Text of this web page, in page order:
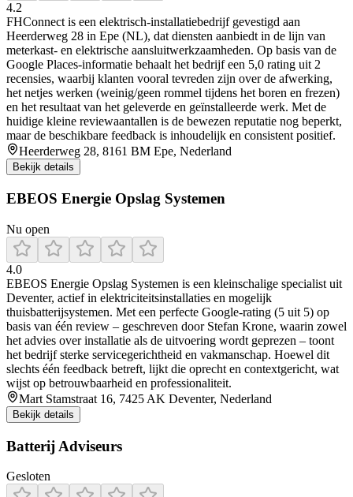
4.2
FHConnect is een elektrisch-installatiebedrijf gevestigd aan
Heerderweg 28 in Epe (NL), dat diensten aanbiedt in de lijn van
meterkast- en elektrische aansluitwerkzaamheden. Op basis van de
Google Places-informatie behaalt het bedrijf een 5,0 rating uit 2
recensies, waarbij klanten vooral tevreden zijn over de afwerking,
het netjes werken (weinig/geen rommel tijdens het boren en frezen)
en het resultaat van het geleverde en geïnstalleerde werk. Met de
huidige kleine reviewaantallen is de bewezen reputatie nog beperkt,
maar de beschikbare feedback is inhoudelijk en consistent positief.
Heerderweg 28, 8161 BM Epe, Nederland
Bekijk details
EBEOS Energie Opslag Systemen
Nu open
4.0
EBEOS Energie Opslag Systemen is een kleinschalige specialist uit
Deventer, actief in elektriciteitsinstallaties en mogelijk
thuisbatterijsystemen. Met een perfecte Google-rating (5 uit 5) op
basis van één review – geschreven door Stefan Krone, waarin zowel
het advies over installatie als de uitvoering wordt geprezen – toont
het bedrijf sterke servicegerichtheid en vakmanschap. Hoewel dit
slechts één feedback betreft, lijkt die oprecht en contextgericht, wat
wijst op betrouwbaarheid en professionaliteit.
Mart Stamstraat 16, 7425 AK Deventer, Nederland
Bekijk details
Batterij Adviseurs
Gesloten